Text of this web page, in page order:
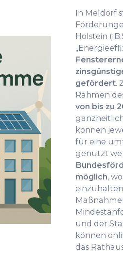
In Meldorf
Holstein
gefördert.
Rahmen
von bis zu
können
für eine
genutzt
möglich,
und der
können
das